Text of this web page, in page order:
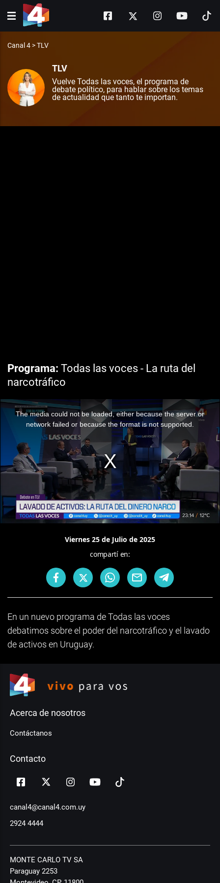
Canal 4 >TLV
TLV
Vuelve Todas las voces, el programa de
debate político, para hablar sobre los temas
de actualidad que tanto te importan.
Programa Todas las voces - La ruta del
narcotráfico
The media could not be loaded, either because the server or
network failed or because the format is not supported.
Viernes 25 de Julio de 2025
compartí en:
En un nuevo programa de Todas las voces
debatimos sobre el poder del narcotráfico y el lavado
de activos en Uruguay.
Acerca de nosotros
Contáctanos
Contacto
canal4@canal4.com.uy
2924 4444
MONTE CARLO TV SA
Paraguay 2253